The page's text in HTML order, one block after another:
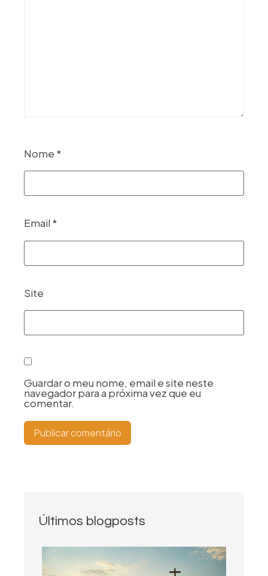
Nome *
Email *
Site
Guardar o meu nome, email e site neste
navegador para a próxima vez que eu
comentar.
Últimos blogposts